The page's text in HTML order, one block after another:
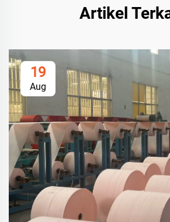
Artikel
19
Aug